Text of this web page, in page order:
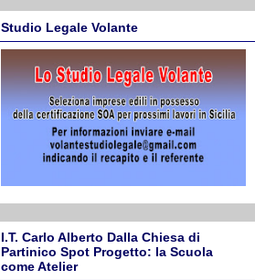
Studio Legale Volante
I.T. Carlo Alberto Dalla Chiesa di
Partinico Spot Progetto: la Scuola
come Atelier